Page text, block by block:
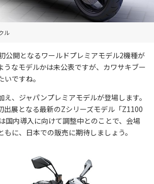
ル
公開となるワールドプレミアモデル2機種が
うなモデルかは未公表ですが、カワサキブー
ですね。
え、ジャパンプレミアモデルが登場します。
出展となる最新のZシリーズモデル「Z1100
国内導入に向けて調整中とのことで、会場
に、日本での販売に期待しましょう。